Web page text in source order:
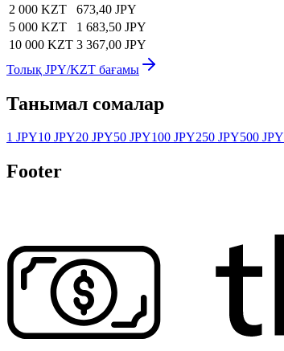
2 000 KZT
673,40 JPY
5 000 KZT
1 683,50 JPY
10 000 KZT 3 367,00 JPY
Толық JPY/KZT бағамы
Танымал сомалар
1 JPY10 JPY20 JPY50 JPY100 JPY250 JPY500 JPY
Footer